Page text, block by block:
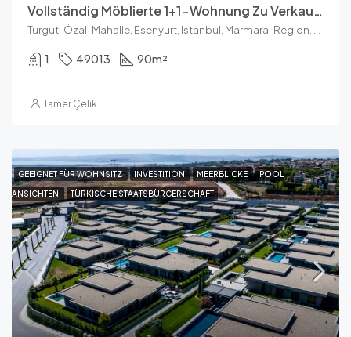
Vollständig Möblierte 1+1-Wohnung Zu Verkaufen In Esenyurt, Istanbul
1 49013 90m²
Tamer Çelik
GEEIGNET FÜR WOHNSITZ INVESTITION MEERBLICKE POOL
ANSICHTEN TÜRKISCHE STAATSBÜRGERSCHAFT